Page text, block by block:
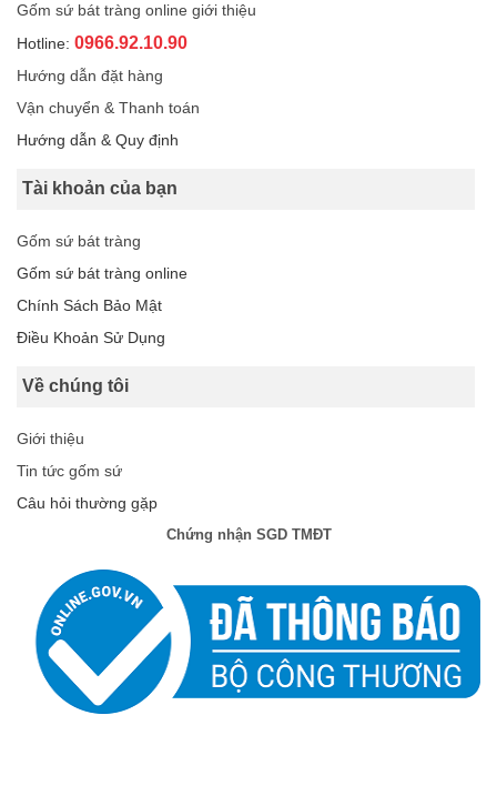
Gốm sứ bát tràng online giới thiệu
Hotline: 0966.92.10.90
Hướng dẫn đặt hàng
Vận chuyển & Thanh toán
Hướng dẫn & Quy định
Tài khoản của bạn
Gốm sứ bát tràng
Gốm sứ bát tràng online
Chính Sách Bảo Mật
Điều Khoản Sử Dụng
Về chúng tôi
Giới thiệu
Tin tức gốm sứ
Câu hỏi thường gặp
Chứng nhận SGD TMĐT